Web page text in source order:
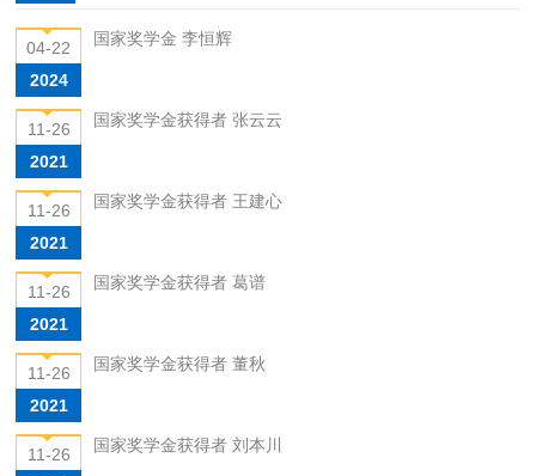
04-22
2024
国家奖学金 李恒辉
11-26
2021
国家奖学金获得者 张云云
11-26
2021
国家奖学金获得者 王建心
11-26
2021
国家奖学金获得者 葛谱
11-26
2021
国家奖学金获得者 董秋
11-26
国家奖学金获得者 刘本川